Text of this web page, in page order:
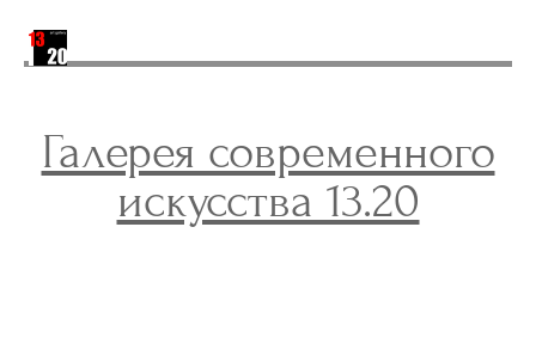
Галерея современного
искусства 13.20